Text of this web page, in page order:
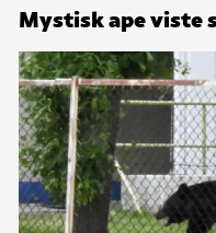
Mystisk ape viste